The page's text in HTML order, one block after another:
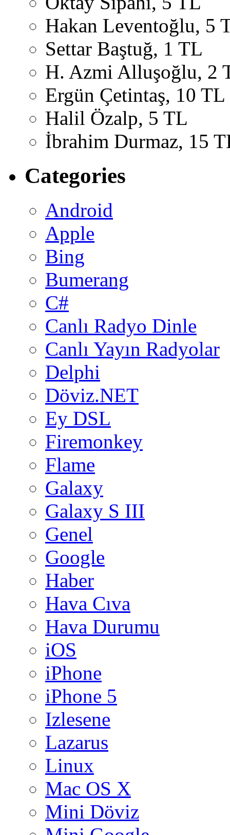
Hakan Leventoğlu, 5
Settar Baştuğ, 1 TL
H. Azmi Alluşoğlu, 2
Ergün Çetintaş, 10 TL
Halil Özalp, 5 TL
İbrahim Durmaz, 15
Categories
Android
Apple
Bing
Bumerang
C#
Canlı Radyo Dinle
Canlı Yayın Radyolar
Delphi
Döviz.NET
Ey DSL
Firemonkey
Flame
Galaxy
Galaxy S III
Genel
Google
Haber
Hava Cıva
Hava Durumu
iOS
iPhone
iPhone 5
Izlesene
Lazarus
Linux
Mac OS X
Mini Döviz